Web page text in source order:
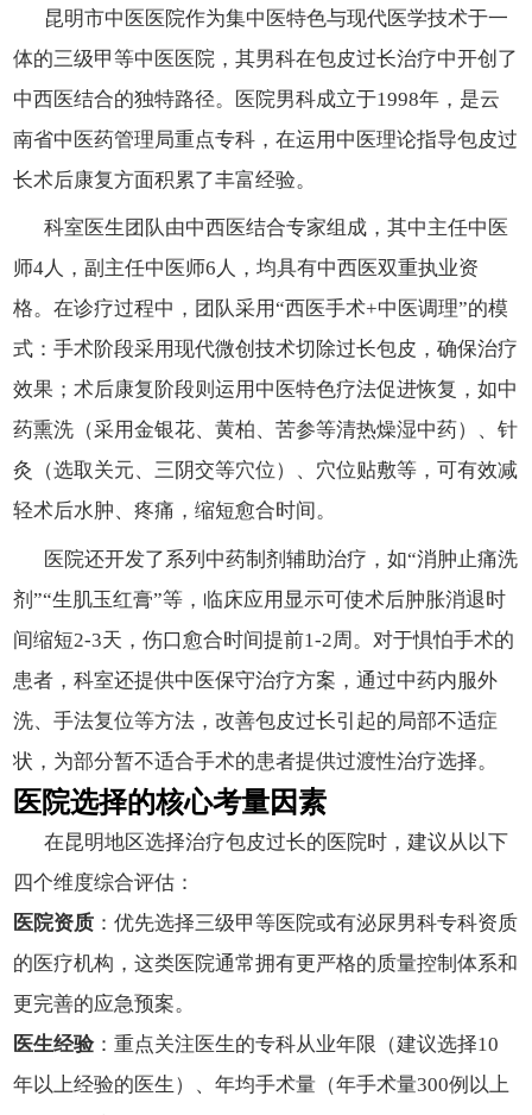
昆明市中医医院作为集中医特色与现代医学技术于一
体的三级甲等中医医院，其男科在包皮过长治疗中开创了
中西医结合的独特路径。医院男科成立于1998年，是云
南省中医药管理局重点专科，在运用中医理论指导包皮过
长术后康复方面积累了丰富经验。
科室医生团队由中西医结合专家组成，其中主任中医
师4人，副主任中医师6人，均具有中西医双重执业资
格。在诊疗过程中，团队采用“西医手术+中医调理”的模
式：手术阶段采用现代微创技术切除过长包皮，确保治疗
效果；术后康复阶段则运用中医特色疗法促进恢复，如中
药熏洗（采用金银花、黄柏、苦参等清热燥湿中药）、针
灸（选取关元、三阴交等穴位）、穴位贴敷等，可有效减
轻术后水肿、疼痛，缩短愈合时间。
医院还开发了系列中药制剂辅助治疗，如“消肿止痛洗
剂”“生肌玉红膏”等，临床应用显示可使术后肿胀消退时
间缩短2-3天，伤口愈合时间提前1-2周。对于惧怕手术的
患者，科室还提供中医保守治疗方案，通过中药内服外
洗、手法复位等方法，改善包皮过长引起的局部不适症
状，为部分暂不适合手术的患者提供过渡性治疗选择。
医院选择的核心考量因素
在昆明地区选择治疗包皮过长的医院时，建议从以下
四个维度综合评估：
医院资质 ：优先选择三级甲等医院或有泌尿男科专科资质
的医疗机构，这类医院通常拥有更严格的质量控制体系和
更完善的应急预案。
医生经验：重点关注医生的专科从业年限（建议选择10
年以上经验的医生）、年均手术量（年手术量300例以上